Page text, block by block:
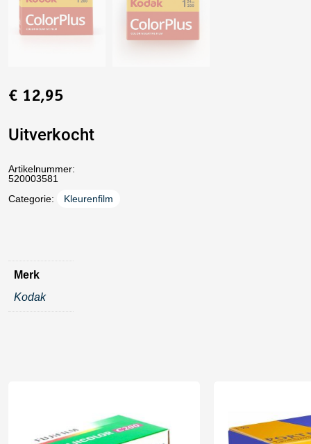
€ 12,95
Uitverkocht
Artikelnummer:
520003581
Categorie:
Kleurenfilm
Merk
Kodak